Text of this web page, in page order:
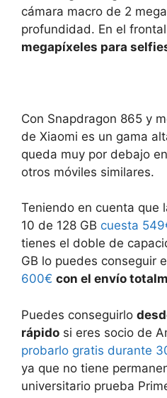
cámara macro de 2
profundidad. En el
megapíxeles para
Con Snapdragon 865 y
de Xiaomi es un gama
queda muy por debajo
otros móviles similares.
Teniendo en cuenta que
10 de 128 GB cuesta
tienes el doble de
GB lo puedes conseguir
600€ con el envío
Puedes conseguirlo
rápido si eres socio de
probarlo gratis durante
ya que no tiene
universitario prueba